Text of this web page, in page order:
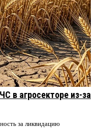
в агросекторе из-за
за ликвидацию